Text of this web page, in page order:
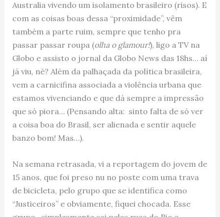
Australia vivendo um isolamento brasileiro (risos). E
com as coisas boas dessa “proximidade”, vêm
também a parte ruim, sempre que tenho pra
passar passar roupa (olha o glamour!), ligo a TV na
Globo e assisto o jornal da Globo News das 18hs… aí
já viu, né? Além da palhaçada da política brasileira,
vem a carnicifina associada a violência urbana que
estamos vivenciando e que dá sempre a impressão
que só piora… (Pensando alta: sinto falta de só ver
a coisa boa do Brasil, ser alienada e sentir aquele
banzo bom! Mas…).
Na semana retrasada, vi a reportagem do jovem de
15 anos, que foi preso nu no poste com uma trava
de bicicleta, pelo grupo que se identifica como
“Justiceiros” e obviamente, fiquei chocada. Esse